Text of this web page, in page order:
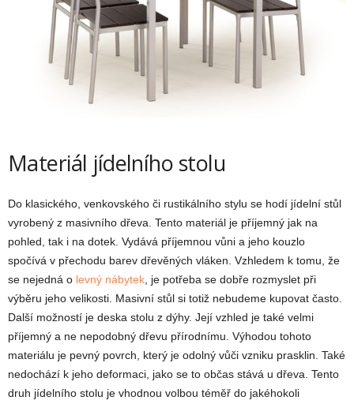
Materiál jídelního stolu
Do klasického, venkovského či rustikálního stylu se hodí jídelní stůl
vyrobený z masivního dřeva. Tento materiál je příjemný jak na
pohled, tak i na dotek. Vydává příjemnou vůni a jeho kouzlo
spočívá v přechodu barev dřevěných vláken. Vzhledem k tomu, že
se nejedná o levný nábytek , je potřeba se dobře rozmyslet při
výběru jeho velikosti. Masivní stůl si totiž nebudeme kupovat často.
Další možností je deska stolu z dýhy. Její vzhled je také velmi
příjemný a ne nepodobný dřevu přírodnímu. Výhodou tohoto
materiálu je pevný povrch, který je odolný vůči vzniku prasklin. Také
nedochází k jeho deformaci, jako se to občas stává u dřeva. Tento
druh jídelního stolu je vhodnou volbou téměř do jakéhokoli